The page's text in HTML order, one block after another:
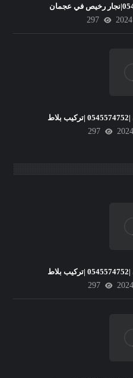
297
297
297